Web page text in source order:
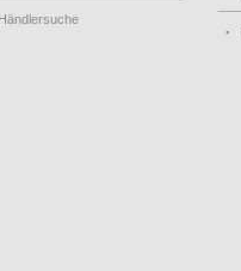
Händlersuche